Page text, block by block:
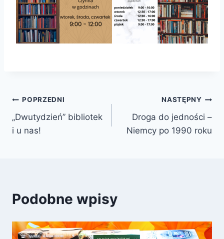
Nawigacja
wpisu
POPRZEDNI
„Dwutydzień” bibliotek
i u nas!
NASTĘPNY
Droga do jedności –
Niemcy po 1990 roku
Podobne wpisy